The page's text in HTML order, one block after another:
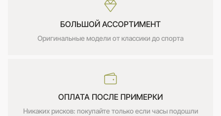
БОЛЬШОЙ АССОРТИМЕНТ
Оригинальные модели от классики до спорта
ОПЛАТА ПОСЛЕ ПРИМЕРКИ
Никаких рисков: покупайте только если часы подошли